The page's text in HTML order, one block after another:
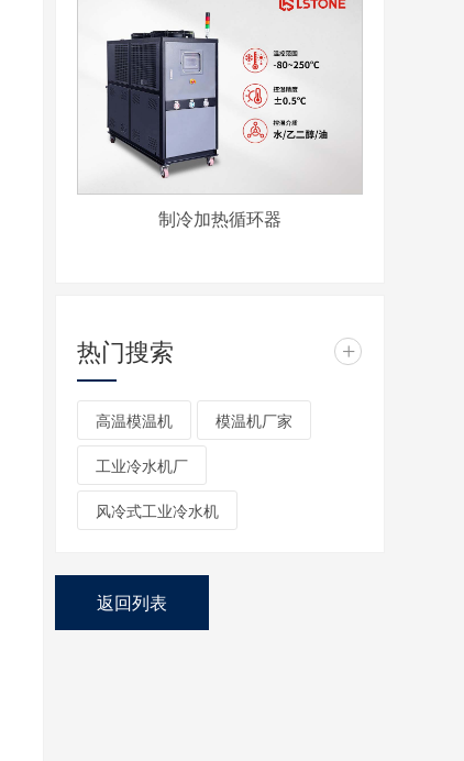
制冷加热循环器
热门搜索 +
高温模温机 模温机厂家
工业冷水机厂
风冷式工业冷水机
返回列表